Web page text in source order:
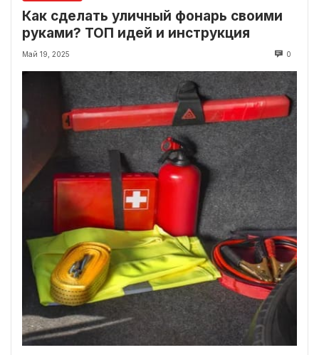
Как сделать уличный фонарь своими
руками? ТОП идей и инструкция
Май 19, 2025 0